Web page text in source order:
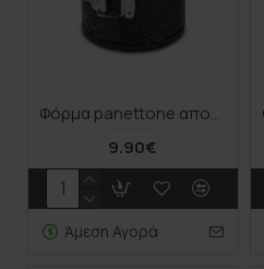
Φόρμα panettone αποσπώμενη "Nature" με αντικολλητική επίστρωση stone 16cm
9.90€
Άμεση Αγορά